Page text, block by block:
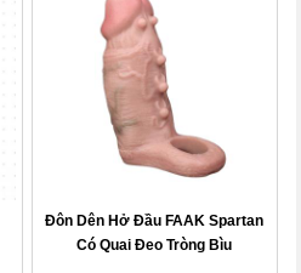
Đôn Dên Hở Đầu FAAK Spartan
Có Quai Đeo Tròng Bìu